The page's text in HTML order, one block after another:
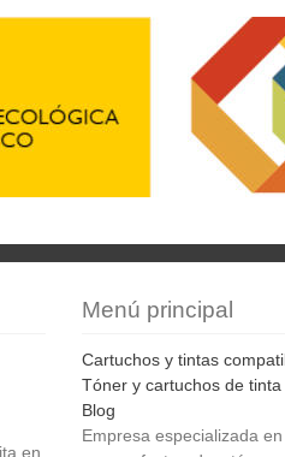
en
Menú principal
Cartuchos y tintas
Tóner y cartuchos de tinta
Blog
Empresa especializada